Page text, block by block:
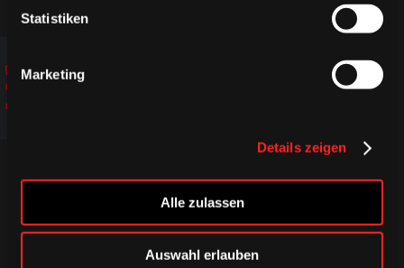
Statistiken
Marketing
Details zeigen
Alle zulassen
Auswahl erlauben
JETZT
JETZT
ENTDECKEN!
JETZT